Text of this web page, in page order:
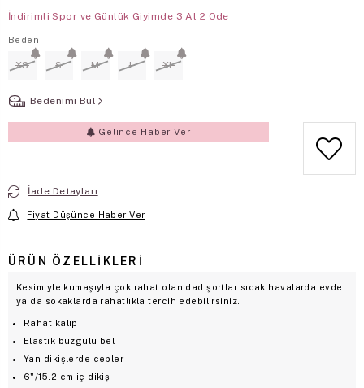
İndirimli Spor ve Günlük Giyimde 3 Al 2 Öde
Beden
XS S M L XL
Bedenimi Bul
Gelince Haber Ver
İade Detayları
Fiyat Düşünce Haber Ver
ÜRÜN ÖZELLIKLERI
Kesimiyle kumaşıyla çok rahat olan dad şortlar sıcak havalarda evde
ya da sokaklarda rahatlıkla tercih edebilirsiniz.
Rahat kalıp
Elastik büzgülü bel
Yan dikişlerde cepler
6"/15.2 cm iç dikiş